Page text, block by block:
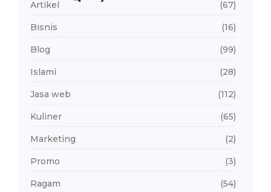
Artikel (67)
Bisnis (16)
Blog (99)
Islami (28)
Jasa web (112)
Kuliner (65)
Marketing (2)
Promo (3)
Ragam (54)